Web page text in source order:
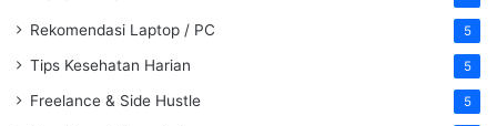
Rekomendasi Laptop / PC 5
Tips Kesehatan Harian 5
Freelance & Side Hustle 5